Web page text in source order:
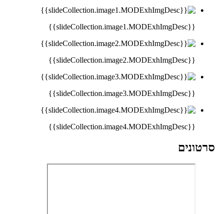
{{slideCollection.image1.MODExhImgDesc}}
{{slideCollection.image2.MODExhImgDesc}}
{{slideCollection.image3.MODExhImgDesc}}
{{slideCollection.image4.MODExhImgDesc}}
סרטונים